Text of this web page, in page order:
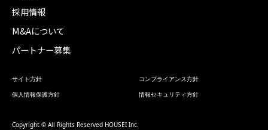
採用情報
M&Aについて
パートナー募集
サイト方針
コンプライアンス方針
個人情報保護方針
情報セキュリティ方針
Copyright © All Rights Reserved HOUSEI Inc.